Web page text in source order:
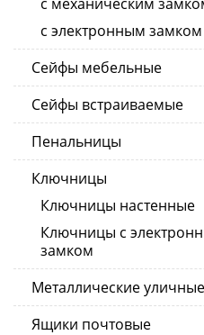
с электронным замком
Сейфы мебельные
Сейфы встраиваемые
Пенальницы
Ключницы
Ключницы настенные
Ключницы с
замком
Металлические
Ящики почтовые